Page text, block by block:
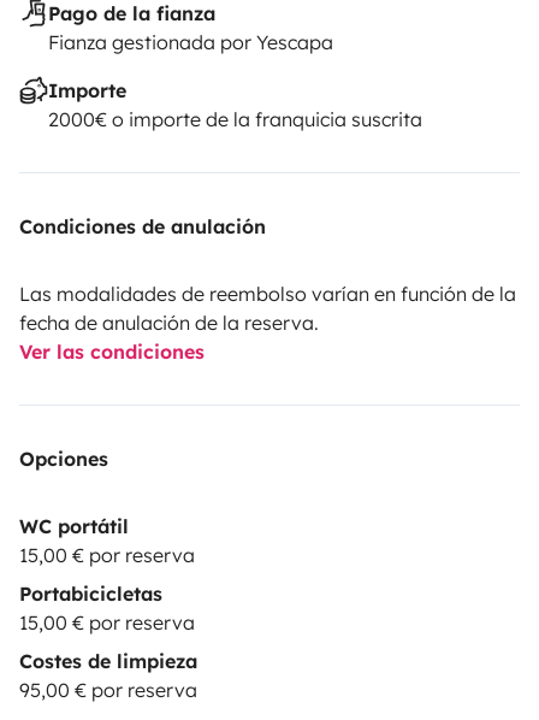
Pago de la fianza
Fianza gestionada por Yescapa
Importe
2000€ o importe de la franquicia suscrita
Condiciones de anulación
Las modalidades de reembolso varían en función de la
fecha de anulación de la reserva.
Ver las condiciones
Opciones
WC portátil
15,00 € por reserva
Portabicicletas
15,00 € por reserva
Costes de limpieza
95,00 € por reserva